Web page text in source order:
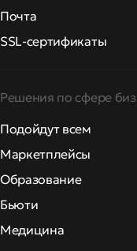
Почта
SSL-сертификаты
Решения по сфере
Подойдут всем
Маркетплейсы
Образование
Бьюти
Медицина